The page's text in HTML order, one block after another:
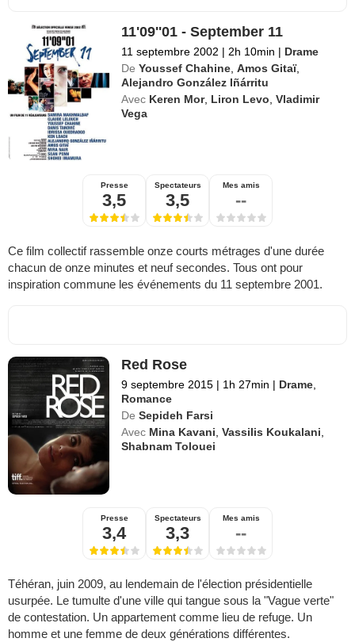
11'09''01 - September 11
11 septembre 2002 | 2h 10min | Drame
De Youssef Chahine,Amos Gitaï,
Alejandro González Iñárritu
Avec Keren Mor, Liron Levo,Vladimir
Vega
Presse
3,5
Spectateurs
3,5
Mes amis
--
Ce film collectif rassemble onze courts métrages d'une durée
chacun de onze minutes et neuf secondes. Tous ont pour
inspiration commune les événements du 11 septembre 2001.
Red Rose
9 septembre 2015 | 1h 27min | Drame,
Romance
De Sepideh Farsi
Avec Mina Kavani,Vassilis Koukalani,
Shabnam Tolouei
Presse
3,4
Spectateurs
3,3
Mes amis
--
Téhéran, juin 2009, au lendemain de l'élection présidentielle
usurpée. Le tumulte d'une ville qui tangue sous la "Vague verte"
de contestation. Un appartement comme lieu de refuge. Un
homme et une femme de deux générations différentes.